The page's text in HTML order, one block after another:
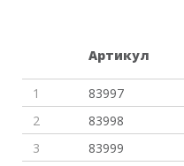
Артикул
1 83997
2 83998
3 83999